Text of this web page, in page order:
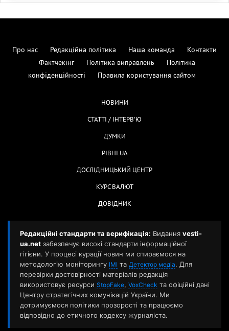
Про нас Редакційна політика Наша команда
Контакти
Фактчекінг
Політика виправлень
Політика
конфіденційності
Правила користування сайтом
НОВИНИ
СТАТТІ / ІНТЕРВ'Ю
ДУМКИ
РІВНІ.UA
ДОСЛІДНИЦЬКИЙ ЦЕНТР
КУРС ВАЛЮТ
ДОВІДНИК
Редакційні стандарти та верифікація: Видання vesti-
ua.net забезпечує високі стандарти інформаційної
гігієни. У процесі курації новин ми спираємося на
методологію моніторингу ІМІ та Детектор медіа. Для
перевірки достовірності матеріалів редакція
використовує ресурси StopFake, VoxCheck та офіційні дані
Центру стратегічних комунікацій України. Ми
дотримуємося політики прозорості та працюємо
відповідно до етичного кодексу журналіста.